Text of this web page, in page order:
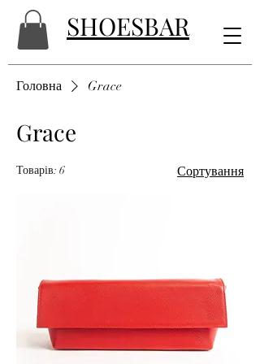
SHOESBAR
Головна Grace
Grace
Товарів: 6 Сортування